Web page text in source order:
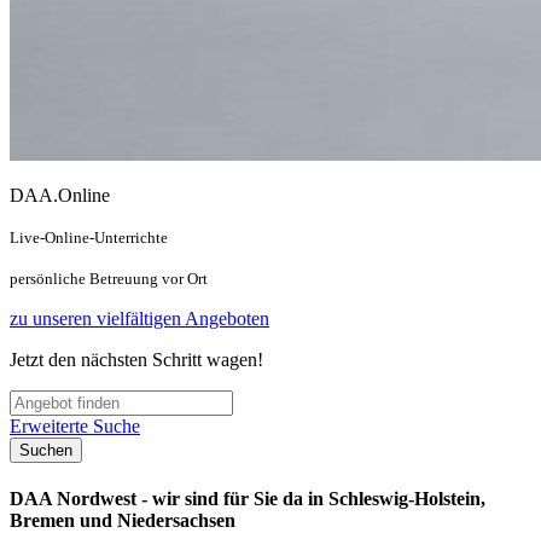
DAA.Online
Live-Online-Unterrichte
persönliche Betreuung vor Ort
zu unseren vielfältigen Angeboten
Jetzt den nächsten Schritt wagen!
Erweiterte Suche
Suchen
DAA Nordwest - wir sind für Sie da in Schleswig-Holstein,
Bremen und Niedersachsen